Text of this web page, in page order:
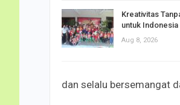
Kreativitas
untuk Indonesia
Aug 8, 2026
dan selalu bersemangat